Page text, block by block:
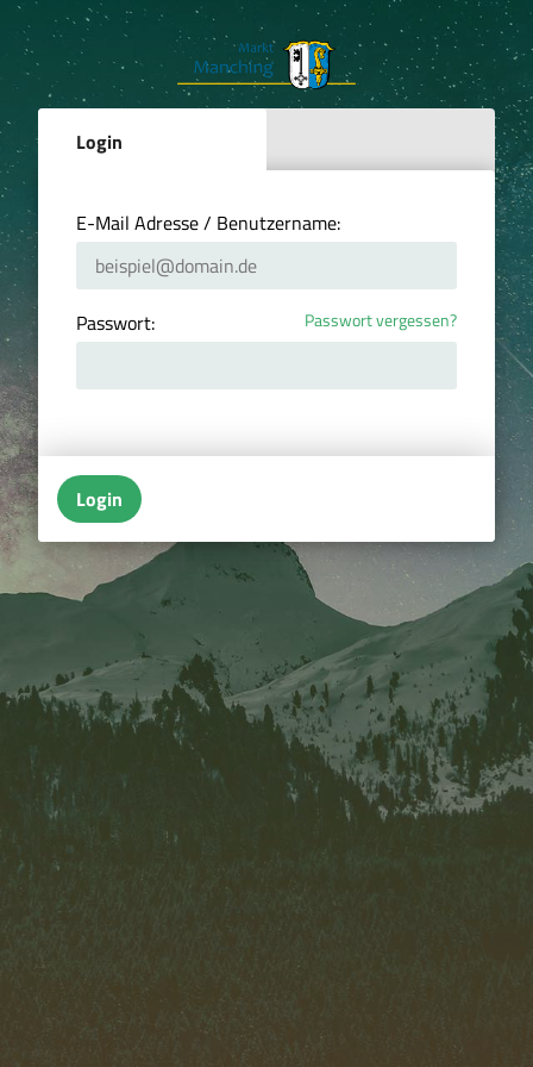
Login
E-Mail Adresse / Benutzername:
Passwort: Passwort vergessen?
Login